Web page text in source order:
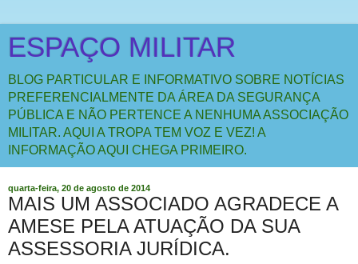
ESPAÇO MILITAR
BLOG PARTICULAR E INFORMATIVO SOBRE NOTÍCIAS
PREFERENCIALMENTE DA ÁREA DA SEGURANÇA
PÚBLICA E NÃO PERTENCE A NENHUMA ASSOCIAÇÃO
MILITAR. AQUI A TROPA TEM VOZ E VEZ! A
INFORMAÇÃO AQUI CHEGA PRIMEIRO.
quarta-feira, 20 de agosto de 2014
MAIS UM ASSOCIADO AGRADECE A
AMESE PELA ATUAÇÃO DA SUA
ASSESSORIA JURÍDICA.